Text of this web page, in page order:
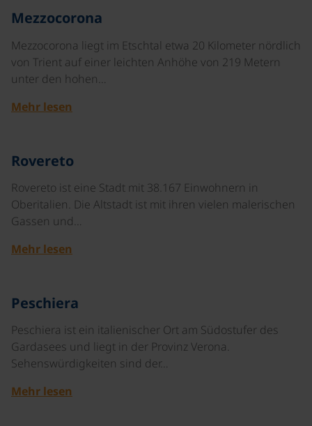
Mezzocorona
Mezzocorona liegt im Etschtal etwa 20 Kilometer nördlich
von Trient auf einer leichten Anhöhe von 219 Metern
unter den hohen…
Mehr lesen
Rovereto
Rovereto ist eine Stadt mit 38.167 Einwohnern in
Oberitalien. Die Altstadt ist mit ihren vielen malerischen
Gassen und…
Mehr lesen
Peschiera
Peschiera ist ein italienischer Ort am Südostufer des
Gardasees und liegt in der Provinz Verona.
Sehenswürdigkeiten sind der…
Mehr lesen